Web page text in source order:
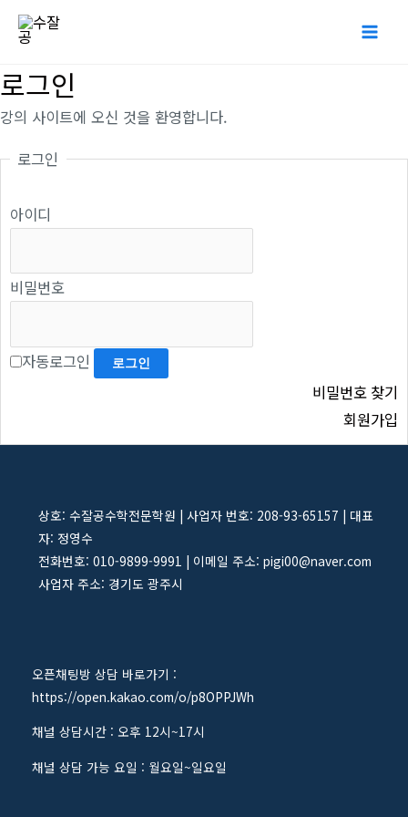
로
건
기
로그인
강의 사이트에 오신 것을 환영합니다.
로그인
아이디
비밀번호
자동로그인
비밀번호 찾기
회원가입
상호: 수잘공수학전문학원 | 사업자 번호: 208-93-65157 | 대표
자: 정영수
전화번호: 010-9899-9991 | 이메일 주소: pigi00@naver.com
사업자 주소: 경기도 광주시
오픈채팅방 상담 바로가기 :
https://open.kakao.com/o/p8OPPJWh
채널 상담시간 : 오후 12시~17시
채널 상담 가능 요일 : 월요일~일요일